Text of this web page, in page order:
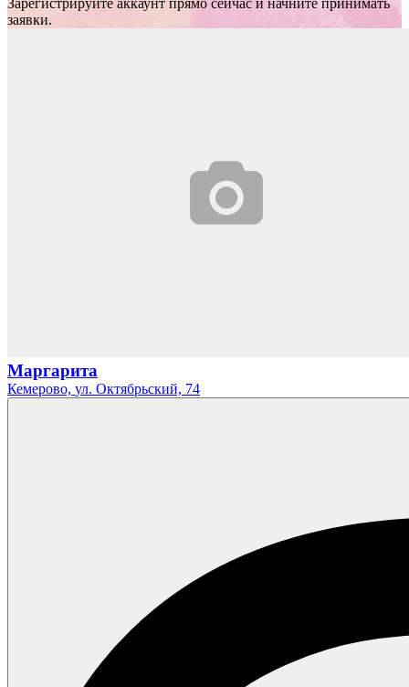
Зарегистрируйте аккаунт прямо сейчас и начните принимать
заявки.
Маргарита
Кемерово, ул. Октябрьский, 74